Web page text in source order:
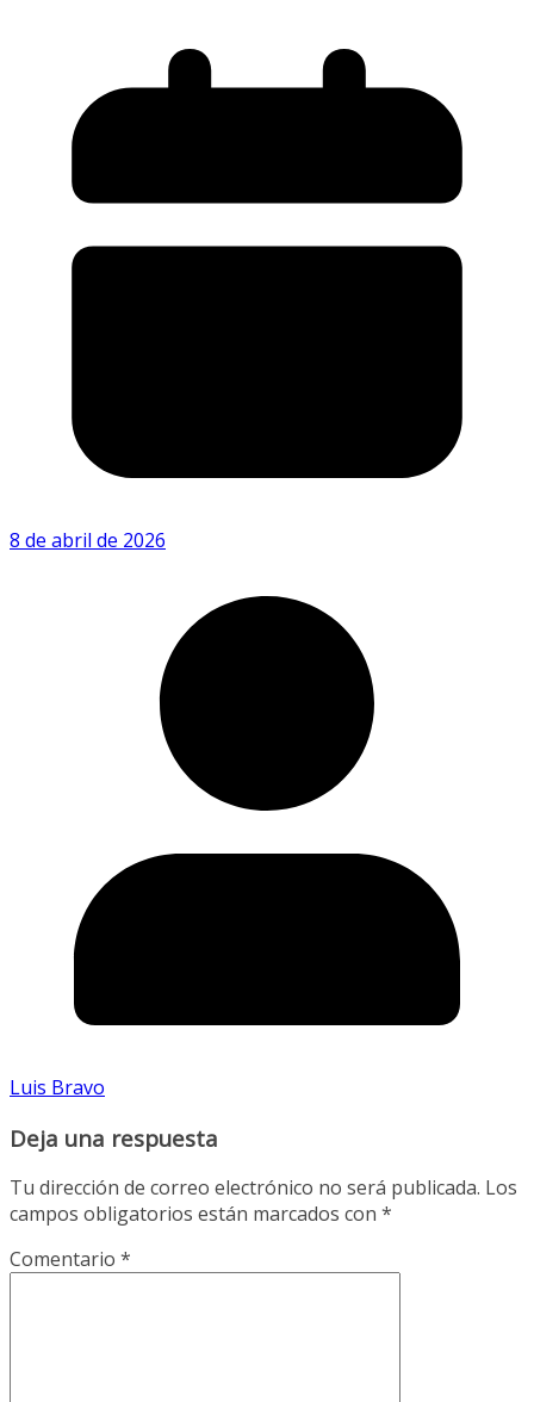
8 de abril de 2026
Luis Bravo
Deja una respuesta
Tu dirección de correo electrónico no será publicada. Los
campos obligatorios están marcados con *
Comentario *